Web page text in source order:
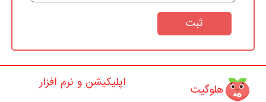
ثبت
هلوگیت
اپلیکیشن و نرم افزار